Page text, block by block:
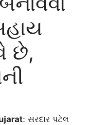
છે,
: સરદાર પટેલ